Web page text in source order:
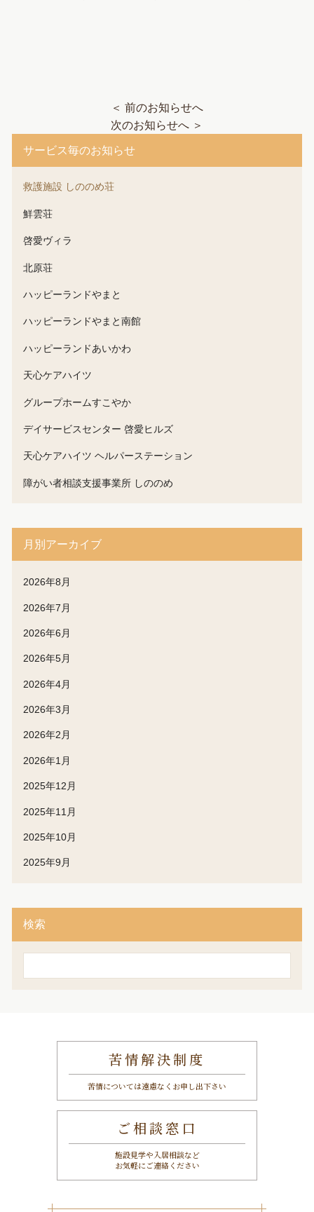
＜ 前のお知らせへ
次のお知らせへ ＞
サービス毎のお知らせ
救護施設 しののめ荘
鮮雲荘
啓愛ヴィラ
北原荘
ハッピーランドやまと
ハッピーランドやまと南館
ハッピーランドあいかわ
天心ケアハイツ
グループホームすこやか
デイサービスセンター 啓愛ヒルズ
天心ケアハイツ ヘルパーステーション
障がい者相談支援事業所 しののめ
月別アーカイブ
2026年8月
2026年7月
2026年6月
2026年5月
2026年4月
2026年3月
2026年2月
2026年1月
2025年12月
2025年11月
2025年10月
2025年9月
検索
苦情解決制度
苦情については遠慮なくお申し出下さい
ご相談窓口
施設見学や入居相談など
お気軽にご連絡ください